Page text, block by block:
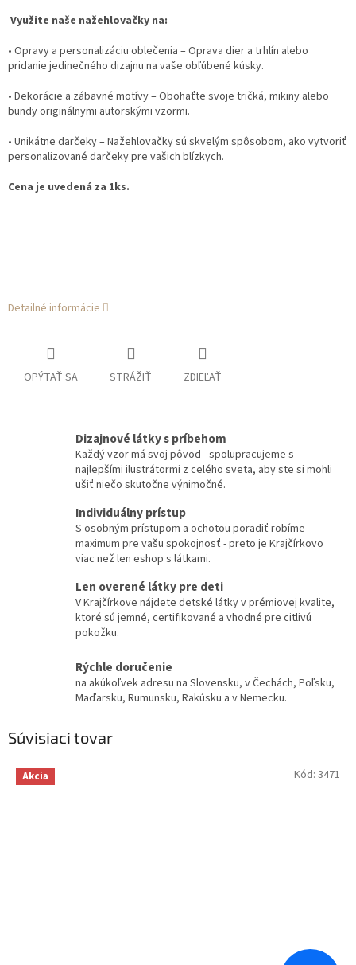
Využite naše nažehlovačky na:
• Opravy a personalizáciu oblečenia – Oprava dier a trhlín alebo
pridanie jedinečného dizajnu na vaše obľúbené kúsky.
• Dekorácie a zábavné motívy– Obohaťte svoje tričká, mikiny alebo
bundy originálnymi autorskými vzormi.
• Unikátne darčeky– Nažehlovačky sú skvelým spôsobom, ako vytvoriť
personalizované darčeky pre vašich blízkych.
Cena je uvedená za 1ks.
Detailné informácie
OPÝTAŤ SA STRÁŽIŤ ZDIEĽAŤ
Dizajnové látky s príbehom
Každý vzor má svoj pôvod - spolupracujeme s
najlepšími ilustrátormi z celého sveta, aby ste si mohli
ušiť niečo skutočne výnimočné.
Individuálny prístup
S osobným prístupom a ochotou poradiť robíme
maximum pre vašu spokojnosť - preto je Krajčírkovo
viac než len eshop s látkami.
Len overené látky pre deti
V Krajčírkove nájdete detské látky v prémiovej kvalite,
ktoré sú jemné, certifikované a vhodné pre citlivú
pokožku.
Rýchle doručenie
na akúkoľvek adresu na Slovensku, v Čechách, Poľsku,
Maďarsku, Rumunsku, Rakúsku a v Nemecku.
Súvisiaci tovar
Akcia Kód: 3471